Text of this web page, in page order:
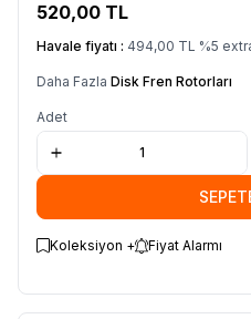
520,00 TL
Havale fiyatı : 494,00 TL %5
Daha Fazla Disk Fren Rotorları
Adet
Koleksiyon + Fiyat Alarmı